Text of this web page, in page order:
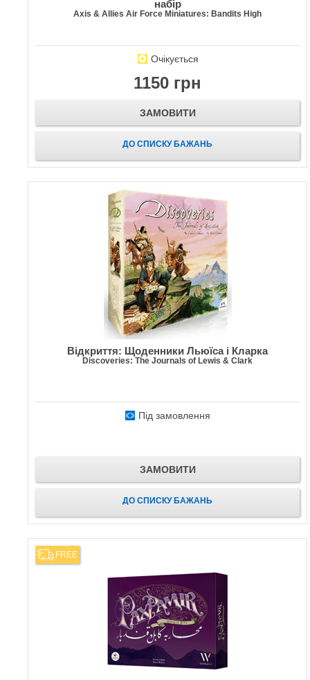
набір
Axis & Allies Air Force Miniatures: Bandits High
Очікується
1150 грн
ЗАМОВИТИ
ДО СПИСКУ БАЖАНЬ
Відкриття: Щоденники Льюїса і Кларка
Discoveries: The Journals of Lewis & Clark
Під замовлення
ЗАМОВИТИ
ДО СПИСКУ БАЖАНЬ
FREE